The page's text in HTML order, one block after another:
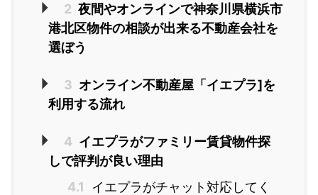
2 夜間やオンラインで神奈川県横浜市
港北区物件の相談が出来る不動産会社を
選ぼう
3 オンライン不動産屋「イエプラ]を
利用する流れ
4 イエプラがファミリー賃貸物件探
しで評判が良い理由
4.1
イエプラがチャット対応してく